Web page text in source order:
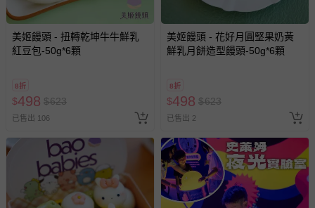
墊、寢具類等）。
-新生兒親膚衣物（嬰幼兒包巾與背巾、包屁衣、學習
褲、紗布衣等）。
-接觸性孕哺產品（奶嘴、奶瓶、擠乳器、哺乳衣、托腹
-其他原廠盒裝商品封口處已貼上「不可拆封」，或具警
示字句等說明貼紙、封條者。
國際航空、客運、訂房等服務。
相關的退換貨辦理流程，可詳見：退換貨 & 退款問題
其他常見問題：
美姬饅頭 - 扭轉乾坤牛牛鮮乳
紅豆包-50g*6顆
8折
$498 $623
已售出 106
美姬饅頭 - 花好月圓堅果奶黃
鮮乳月餅造型饅頭-50g*6顆
8折
$498 $623
已售出 2